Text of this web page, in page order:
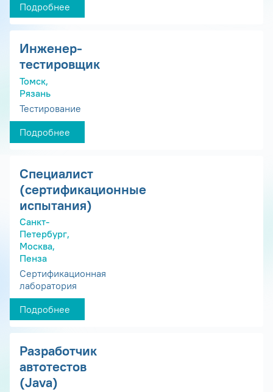
Подробнее
Инженер-
тестировщик
Томск,
Рязань
Тестирование
Подробнее
Специалист
(сертификационные
испытания)
Санкт-
Петербург,
Москва,
Пенза
Сертификационная
лаборатория
Подробнее
Разработчик
автотестов
(Java)